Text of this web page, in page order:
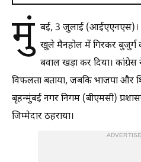
मुं बई, 3 जुलाई (आईएएनएस)।
खुले मैनहोल में गिरकर बुजुर्ग
बवाल खड़ा कर दिया।
विफलता बताया, जबकि भाजपा और
बृहन्मुंबई नगर निगम (बीएमसी)
जिम्मेदार ठहराया।